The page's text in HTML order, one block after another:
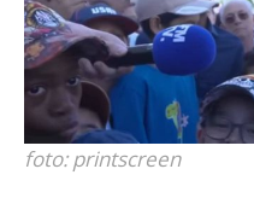
foto: printscreen